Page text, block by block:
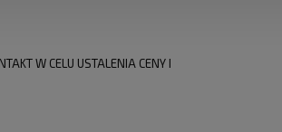
W CELU USTALENIA CENY I